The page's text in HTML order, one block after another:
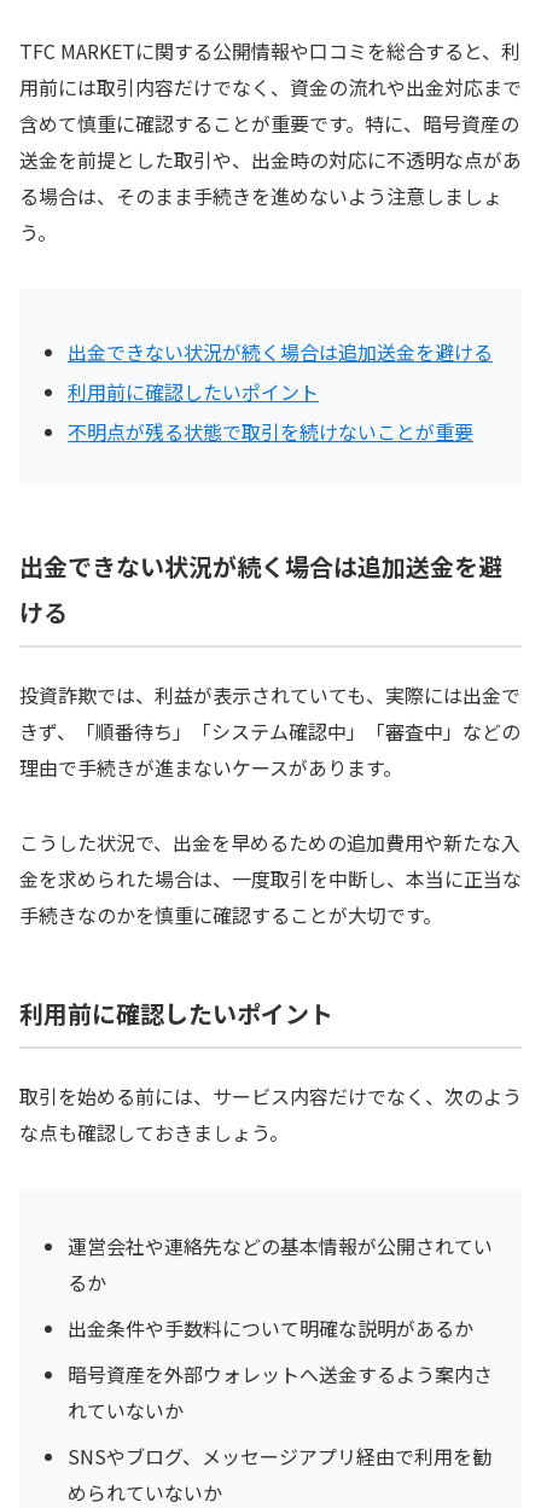
TFC MARKETに関する公開情報や口コミを総合すると、利
用前には取引内容だけでなく、資金の流れや出金対応まで
含めて慎重に確認することが重要です。特に、暗号資産の
送金を前提とした取引や、出金時の対応に不透明な点があ
る場合は、そのまま手続きを進めないよう注意しましょ
う。
出金できない状況が続く場合は追加送金を避ける
利用前に確認したいポイント
不明点が残る状態で取引を続けないことが重要
出金できない状況が続く場合は追加送金を避
ける
投資詐欺では、利益が表示されていても、実際には出金で
きず、「順番待ち」「システム確認中」「審査中」などの
理由で手続きが進まないケースがあります。
こうした状況で、出金を早めるための追加費用や新たな入
金を求められた場合は、一度取引を中断し、本当に正当な
手続きなのかを慎重に確認することが大切です。
利用前に確認したいポイント
取引を始める前には、サービス内容だけでなく、次のよう
な点も確認しておきましょう。
運営会社や連絡先などの基本情報が公開されてい
るか
出金条件や手数料について明確な説明があるか
暗号資産を外部ウォレットへ送金するよう案内さ
れていないか
SNSやブログ、メッセージアプリ経由で利用を勧
められていないか